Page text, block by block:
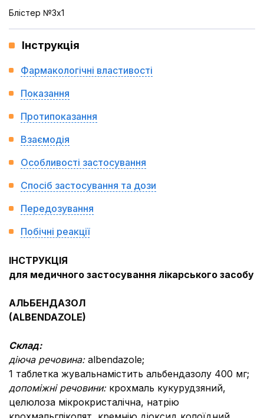
Блістер №3x1
Інструкція
Фармакологічні властивості
Показання
Протипоказання
Взаємодія
Особливості застосування
Спосіб застосування та дози
Передозування
Побічні реакції
IНСТРУКЦIЯ
для медичного застосування лікарського засобу
АЛЬБЕНДАЗОЛ
(ALBENDAZOLE)
Склад:
дiюча речовина: аlbendazole;
1 таблетка жувальнамістить альбендазолу 400 мг;
допоміжні речовини: крохмаль кукурудзяний,
целюлоза мікрокристалічна, натрію